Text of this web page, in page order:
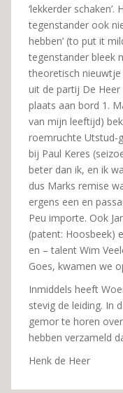
‘lekkerder
tegenstander ook
hebben’ (to put it
tegenstander bleek
theoretisch
uit de partij De Heer
plaats aan bord 1.
van mijn leeftijd)
roemruchte Utstud-
bij Paul Keres
beter dan ik, en ik
dus Marks remise
ergens een en
Peu importe. Ook
(patent: Hoosbeek)
en – talent Wim
Goes, kwamen we
Inmiddels heeft
stevig de leiding. In
gemor te horen
hebben verzameld
Henk de Heer